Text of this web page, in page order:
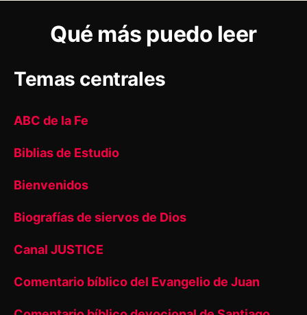
Qué más puedo leer
Temas centrales
ABC de la Fe
Biblias de Estudio
Bienvenidos
Biografías de siervos de Dios
Canal JUSTICE
Comentario bíblico del Evangelio de Juan